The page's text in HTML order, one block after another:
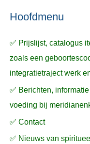
na
r
:
Hoofdmenu
✅ Prijslijst, catalogus
zoals een
integratietraject werk
✅ Berichten,
voeding bij
✅ Contact
✅ Nieuws van
n